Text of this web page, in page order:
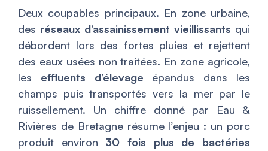
Deux coupables principaux. En zone urbaine,
des réseaux d’assainissement vieillissants qui
débordent lors des fortes pluies et rejettent
des eaux usées non traitées. En zone agricole,
les effluents d’élevage épandus dans les
champs puis transportés vers la mer par le
ruissellement. Un chiffre donné par Eau &
Rivières de Bretagne résume l’enjeu : un porc
produit environ 30 fois plus de bactéries